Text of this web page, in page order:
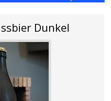
Dunkel